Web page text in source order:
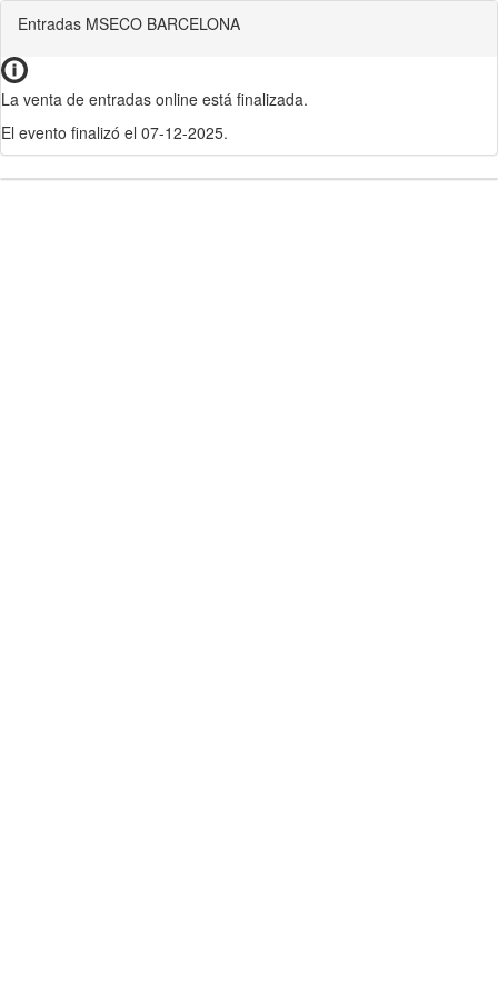
Entradas MSECO BARCELONA
La venta de entradas online está finalizada.
El evento finalizó el 07-12-2025.